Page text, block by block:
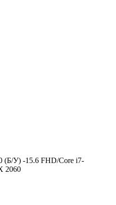
(Б/У) -15.6 FHD/Core i7-
2060